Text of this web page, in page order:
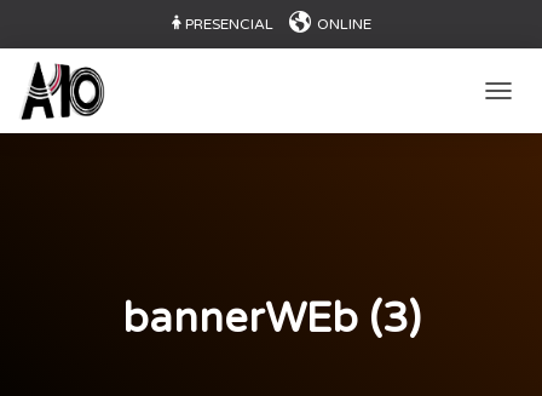
PRESENCIAL ONLINE
bannerWEb (3)